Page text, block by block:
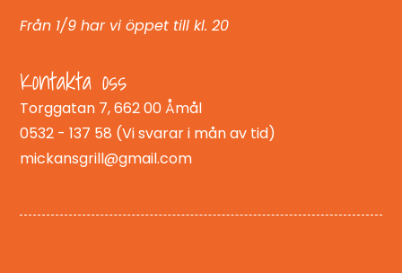
Från 1/9 har vi öppet till kl. 20
Kontakta oss
Torggatan 7, 662 00 Åmål
0532 - 137 58 (Vi svarar i mån av tid)
mickansgrill@gmail.com